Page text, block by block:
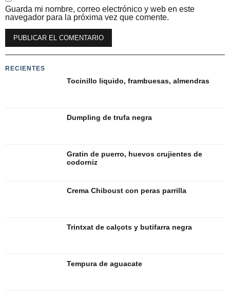
Guarda mi nombre, correo electrónico y web en este
navegador para la próxima vez que comente.
RECIENTES
Tocinillo liquido, frambuesas, almendras
Dumpling de trufa negra
Gratin de puerro, huevos crujientes de
codorniz
Crema Chiboust con peras parrilla
Trintxat de calçots y butifarra negra
Tempura de aguacate